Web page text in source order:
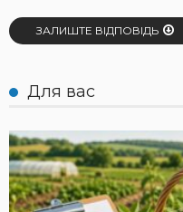
ЗАЛИШТЕ ВІДПОВІДЬ
Для вас